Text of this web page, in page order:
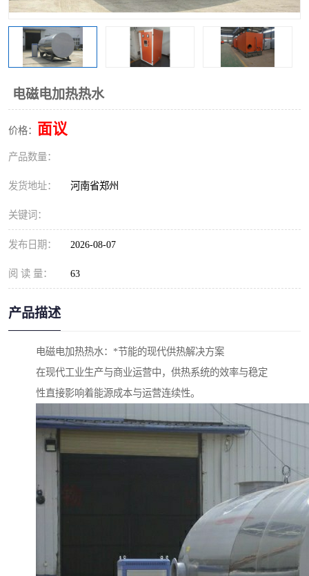
电磁电加热热水
价格： 面议
产品数量：
发货地址： 河南省郑州
关键词：
发布日期： 2026-08-07
阅 读 量： 63
产品描述
电磁电加热热水：*节能的现代供热解决方案
在现代工业生产与商业运营中，供热系统的效率与稳定
性直接影响着能源成本与运营连续性。